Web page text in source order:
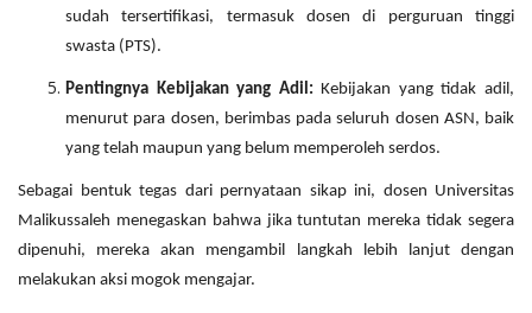
sudah tersertifikasi, termasuk dosen di perguruan tinggi
swasta (PTS).
Pentingnya Kebijakan yang Adil: Kebijakan yang tidak adil,
menurut para dosen, berimbas pada seluruh dosen ASN, baik
yang telah maupun yang belum memperoleh serdos.
Sebagai bentuk tegas dari pernyataan sikap ini, dosen Universitas
Malikussaleh menegaskan bahwa jika tuntutan mereka tidak segera
dipenuhi, mereka akan mengambil langkah lebih lanjut dengan
melakukan aksi mogok mengajar.